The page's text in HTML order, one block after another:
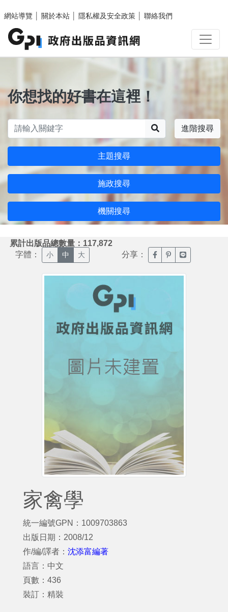
網站導覽
關於本站 隱私權及安全政策 聯絡我們
你想找的好書在這裡！
進階搜尋
主題搜尋
施政搜尋
機關搜尋
累計出版品總數量：117,872
字體： 小 中 大 分享： 臉書分享(另開新視窗)
噗浪分享(另開新
Line分享(另
家禽學
統一編號GPN：1009703863
出版日期：2008/12
作/編/譯者： 沈添富編著
語言：中文
頁數：436
裝訂：精裝